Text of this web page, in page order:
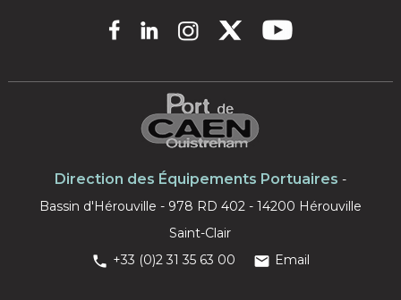
Direction des Équipements Portuaires -
Bassin d'Hérouville - 978 RD 402 - 14200 Hérouville
Saint-Clair
 +33 (0)2 31 35 63 00  Email